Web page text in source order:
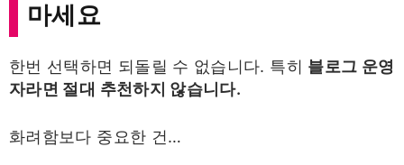
마세요
한번 선택하면 되돌릴 수 없습니다. 특히 블로그 운영
자라면 절대 추천하지 않습니다.
화려함보다 중요한 건…